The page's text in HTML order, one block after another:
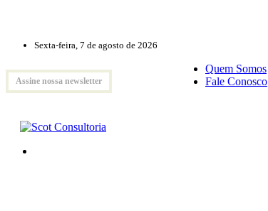
Sexta-feira, 7 de agosto de 2026
Assine nossa newsletter
Quem Somos
Fale Conosco